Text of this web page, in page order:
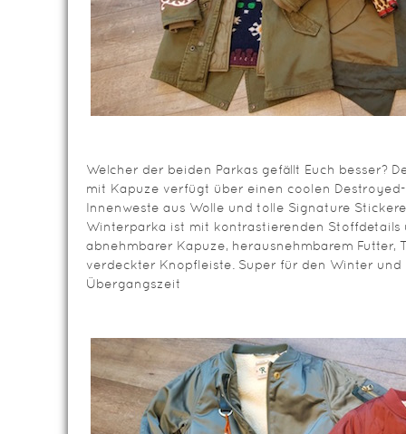
Welcher der beiden Parkas gefällt Euch besser?
mit Kapuze verfügt über einen coolen
Innenweste aus Wolle und tolle Signature
Winterparka ist mit kontrastierenden Stoffdetails
abnehmbarer Kapuze, herausnehmbarem Futter,
verdeckter Knopfleiste. Super für den Winter
Übergangszeit